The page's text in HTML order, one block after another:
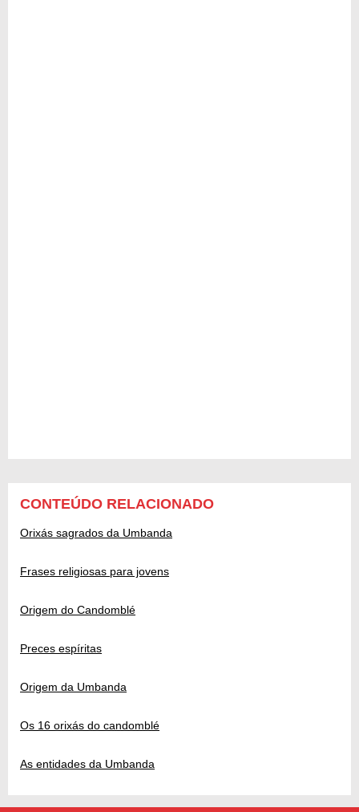
CONTEÚDO RELACIONADO
Orixás sagrados da Umbanda
Frases religiosas para jovens
Origem do Candomblé
Preces espíritas
Origem da Umbanda
Os 16 orixás do candomblé
As entidades da Umbanda